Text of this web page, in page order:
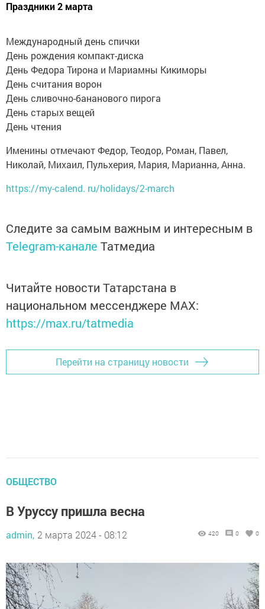
Праздники 2 марта
Международный день спички
День рождения компакт-диска
День Федора Тирона и Мариамны Кикиморы
День считания ворон
День сливочно-бананового пирога
День старых вещей
День чтения
Именины отмечают Федор, Теодор, Роман, Павел,
Николай, Михаил, Пульхерия, Мария, Марианна, Анна.
https://my-calend. ru/holidays/2-march
Следите за самым важным и интересным в
Telegram-канале Татмедиа
Читайте новости Татарстана в
национальном мессенджере MАХ:
https://max.ru/tatmedia
Перейти на страницу новости
ОБЩЕСТВО
В Уруссу пришла весна
admin, 2 марта 2024 - 08:12 420 0 0